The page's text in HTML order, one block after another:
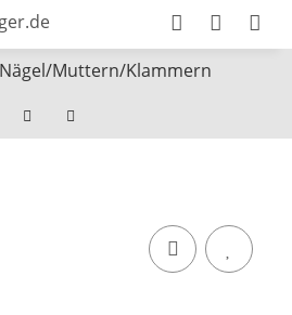
Muttern/Klammern